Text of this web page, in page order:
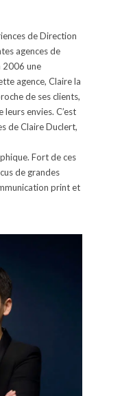
de Direction
agences de
2006 une
agence, Claire la
de ses clients,
leurs envies. C’est
de ClaireDuclert,
Fort de ces
de grandes
printet